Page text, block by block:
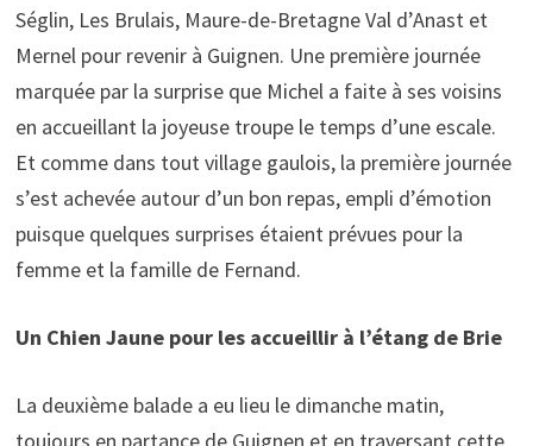
Séglin, Les Brulais, Maure-de-Bretagne Val d’Anast et
Mernel pour revenir à Guignen. Une première journée
marquée par la surprise que Michel a faite à ses voisins
en accueillant la joyeuse troupe le temps d’une escale.
Et comme dans tout village gaulois, la première journée
s’est achevée autour d’un bon repas, empli d’émotion
puisque quelques surprises étaient prévues pour la
femme et la famille de Fernand.
Un Chien Jaune pour les accueillir à l’étang de Brie
La deuxième balade a eu lieu le dimanche matin,